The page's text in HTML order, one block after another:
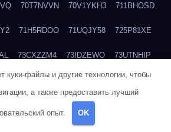
70T7NVVN 70V1YKH3 711BHOSD
71H5RDOO 71UQJY58 725P81XE
73CXZZM4 73IDZEWO 73UTNHIP
745ACL1O 74DPJX4S 74DVDXRM
76BJGQ4F
куки-файлы и другие технологии, чтобы
а также предоставить лучший
опыт. OK